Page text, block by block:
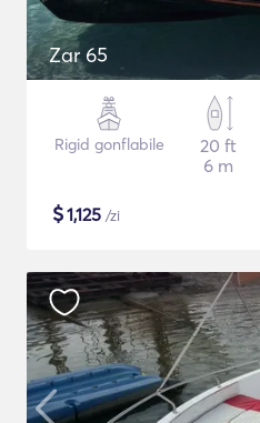
Zar 65
Rigid gonflabile
20 ft
6 m
$1,125 /zi